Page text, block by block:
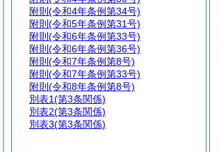
附則 (令和4年条例第34号)
附則 (令和5年条例第31号)
附則 (令和6年条例第33号)
附則 (令和6年条例第36号)
附則 (令和7年条例第8号)
附則 (令和7年条例第33号)
附則 (令和8年条例第8号)
別表1(第3条関係)
別表2(第3条関係)
別表3(第3条関係)